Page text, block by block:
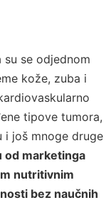
su se odjednom
kože, zuba i
tipove tumora,
i još mnoge druge
od marketinga
nutritivnim
bez naučnih